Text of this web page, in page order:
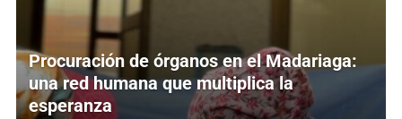
Procuración de órganos en el Madariaga:
una red humana que multiplica la
esperanza